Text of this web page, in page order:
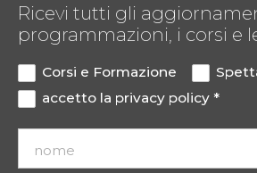
Ricevi tutti gli
programmazioni, i corsi e
Corsi e Formazione
accetto la privacy policy *